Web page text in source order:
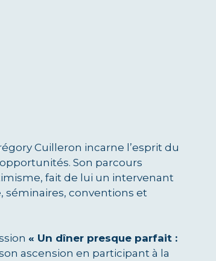
Cuilleron incarne l’esprit du
Son parcours
fait de lui un intervenant
conventions et
« Un dîner presque parfait :
ascension en participant à la